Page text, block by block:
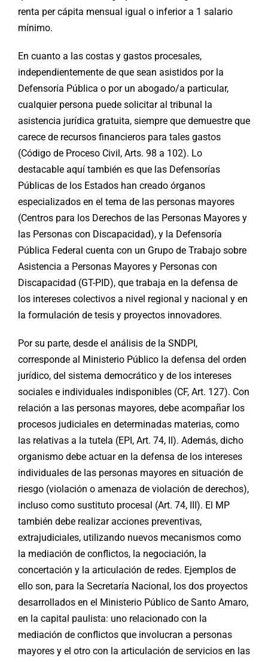
renta per cápita mensual igual o inferior a 1 salario
mínimo.
En cuanto a las costas y gastos procesales,
independientemente de que sean asistidos por la
Defensoría Pública o por un abogado/a particular,
cualquier persona puede solicitar al tribunal la
asistencia jurídica gratuita, siempre que demuestre que
carece de recursos financieros para tales gastos
(Código de Proceso Civil, Arts. 98 a 102). Lo
destacable aquí también es que las Defensorías
Públicas de los Estados han creado órganos
especializados en el tema de las personas mayores
(Centros para los Derechos de las Personas Mayores y
las Personas con Discapacidad), y la Defensoría
Pública Federal cuenta con un Grupo de Trabajo sobre
Asistencia a Personas Mayores y Personas con
Discapacidad (GT-PID), que trabaja en la defensa de
los intereses colectivos a nivel regional y nacional y en
la formulación de tesis y proyectos innovadores.
Por su parte, desde el análisis de la SNDPI,
corresponde al Ministerio Público la defensa del orden
jurídico, del sistema democrático y de los intereses
sociales e individuales indisponibles (CF, Art. 127). Con
relación a las personas mayores, debe acompañar los
procesos judiciales en determinadas materias, como
las relativas a la tutela (EPI, Art. 74, II). Además, dicho
organismo debe actuar en la defensa de los intereses
individuales de las personas mayores en situación de
riesgo (violación o amenaza de violación de derechos),
incluso como sustituto procesal (Art. 74, III). El MP
también debe realizar acciones preventivas,
extrajudiciales, utilizando nuevos mecanismos como
la mediación de conflictos, la negociación, la
concertación y la articulación de redes. Ejemplos de
ello son, para la Secretaría Nacional, los dos proyectos
desarrollados en el Ministerio Público de Santo Amaro,
en la capital paulista: uno relacionado con la
mediación de conflictos que involucran a personas
mayores y el otro con la articulación de servicios en las